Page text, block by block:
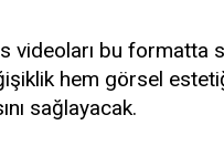
videoları bu formatta
hem görsel
sağlayacak.